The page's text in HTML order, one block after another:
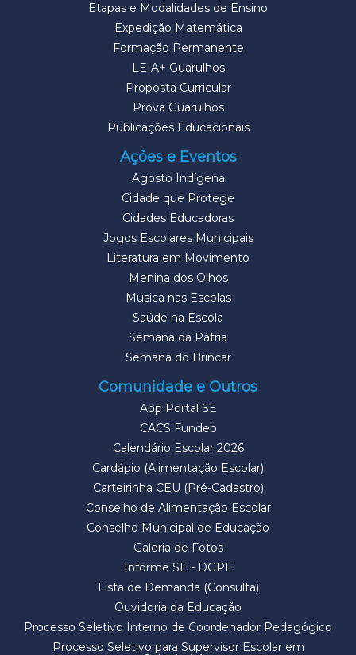
Etapas e Modalidades de Ensino
Expedição Matemática
Formação Permanente
LEIA+ Guarulhos
Proposta Curricular
Prova Guarulhos
Publicações Educacionais
Ações e Eventos
Agosto Indígena
Cidade que Protege
Cidades Educadoras
Jogos Escolares Municipais
Literatura em Movimento
Menina dos Olhos
Música nas Escolas
Saúde na Escola
Semana da Pátria
Semana do Brincar
Comunidade e Outros
App Portal SE
CACS Fundeb
Calendário Escolar 2026
Cardápio (Alimentação Escolar)
Carteirinha CEU (Pré-Cadastro)
Conselho de Alimentação Escolar
Conselho Municipal de Educação
Galeria de Fotos
Informe SE - DGPE
Lista de Demanda (Consulta)
Ouvidoria da Educação
Processo Seletivo Interno de Coordenador Pedagógico
Processo Seletivo para Supervisor Escolar em